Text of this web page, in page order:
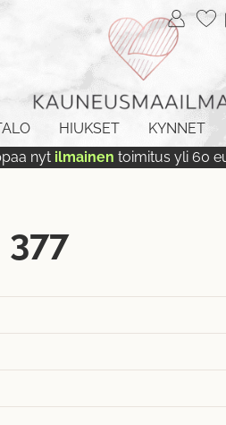
HIUKSET KYNNET
nyt ilmainen toimitus yli 60